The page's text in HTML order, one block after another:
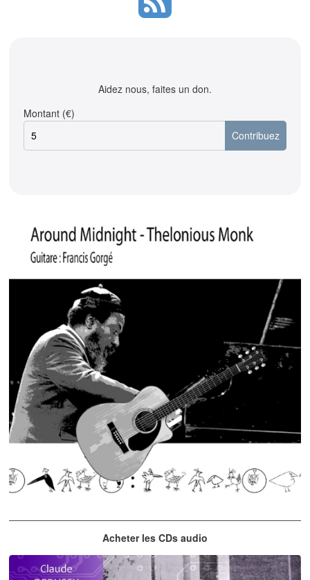
Aidez nous, faites un don.
Montant (€)
Thelonious MonkAcheter les CDs audio